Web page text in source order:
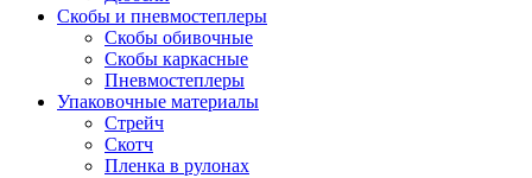
Скобы и пневмостеплеры
Скобы обивочные
Скобы каркасные
Пневмостеплеры
Упаковочные материалы
Стрейч
Скотч
Пленка в рулонах